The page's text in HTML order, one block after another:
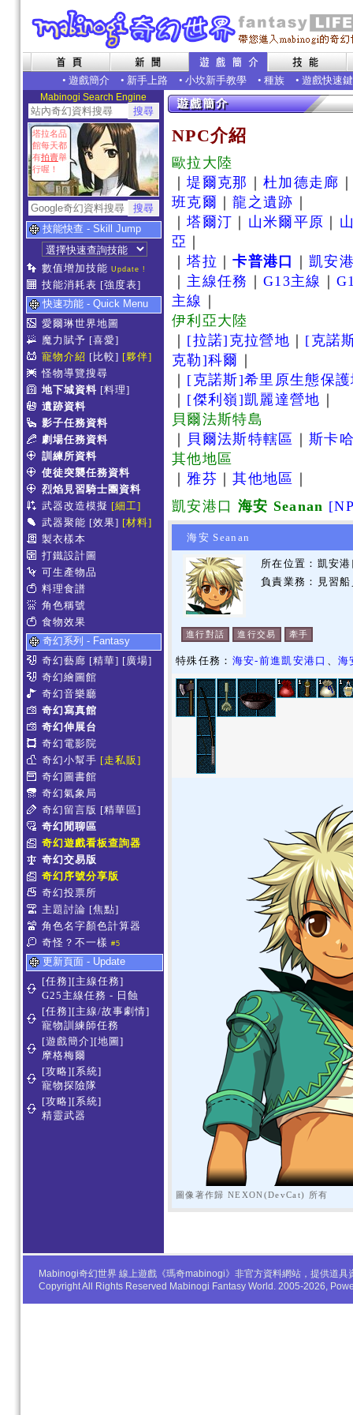
• 遊戲簡介 • 新手上路 • 小坎新手教學 • 種族 • 遊戲快速鍵
Mabinogi Search Engine
塔拉名品
館每天都
有拍賣舉
行喔！
技能快查 - Skill Jump
數值增加技能 Update !
技能消耗表 [強度表]
快速功能 - Quick Menu
愛爾琳世界地圖
魔力賦予 [喜愛]
寵物介紹 [比較] [夥伴]
怪物導覽搜尋
地下城資料 [料理]
遺跡資料
影子任務資料
劇場任務資料
訓練所資料
使徒突襲任務資料
烈焰見習騎士團資料
武器改造模擬 [細工]
武器聚能 [效果] [材料]
製衣樣本
打鐵設計圖
可生產物品
料理食譜
角色稱號
食物效果
奇幻系列 - Fantasy
奇幻藝廊 [精華] [廣場]
奇幻繪圖館
奇幻音樂廳
奇幻寫真館
奇幻伸展台
奇幻電影院
奇幻小幫手 [走私販]
奇幻圖書館
奇幻氣象局
奇幻留言版 [精華區]
奇幻閒聊區
奇幻遊戲看板查詢器
奇幻交易版
奇幻序號分享版
奇幻投票所
主題討論 [焦點]
角色名字顏色計算器
奇怪？不一樣 #5
更新頁面 - Update
[任務][主線任務]
G25主線任務 - 日蝕
[任務][主線/故事劇情]
寵物訓練師任務
[遊戲簡介][地圖]
摩格梅爾
[攻略][系統]
寵物探險隊
[攻略][系統]
精靈武器
NPC介紹
歐拉大陸
｜堤爾克那 ｜杜加德走廊
班克爾 ｜龍之遺跡
｜塔爾汀 山米爾平原
亞
｜塔拉 ｜卡普港口 ｜凱安
主線任務 ｜G13主線 ｜
主線
伊利亞大陸
[拉諾]克拉營地
[克諾
克勒]科爾
[克諾斯]希里原生態保
[傑利嶺]凱麗達營地
貝爾法斯特島
貝爾法斯特轄區 ｜斯卡
其他地區
｜雅芬 ｜其他地區
凱安港口 海安 Seanan
海安 Seanan
所在位置：凱安
負責業務：見習
進行對話 進行交易 牽手
特殊任務： 海安-前進凱安港口 、海
圖像著作歸 NEXON(DevCat) 所有
Mabinogi奇幻世界 線上遊戲《瑪奇mabinogi》非官方資料網站，提供道
Copyright All Rights Reserved Mabinogi Fantasy World. 2005-2026,